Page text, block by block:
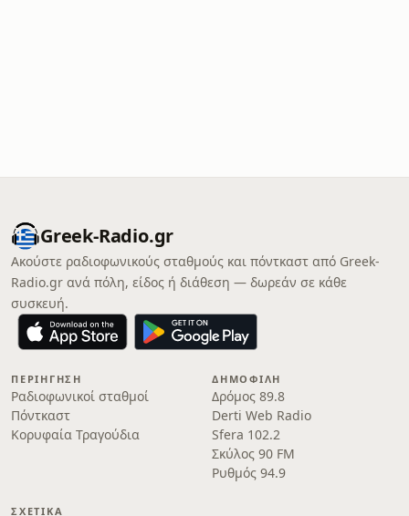
Greek-Radio.gr
Ακούστε ραδιοφωνικούς σταθμούς και πόντκαστ από Greek-
Radio.gr ανά πόλη, είδος ή διάθεση — δωρεάν σε κάθε
συσκευή.
ΠΕΡΙΉΓΗΣΗ
Ραδιοφωνικοί σταθμοί
Πόντκαστ
Κορυφαία Τραγούδια
ΔΗΜΟΦΙΛΉ
Δρόμος 89.8
Derti Web Radio
Sfera 102.2
Σκύλος 90 FM
Ρυθμός 94.9
ΣΧΕΤΙΚΆ